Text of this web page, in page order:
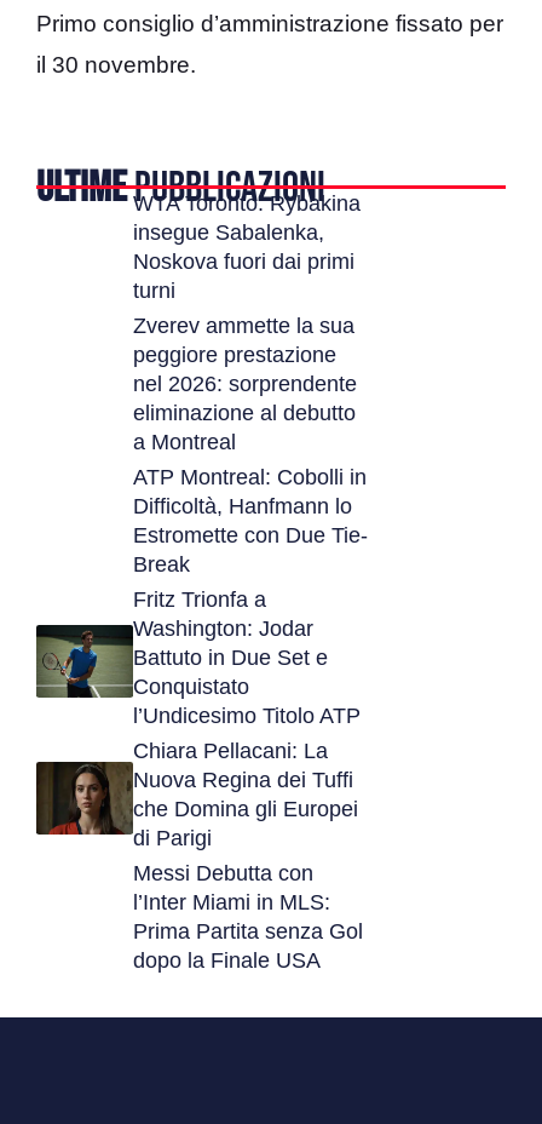
Primo consiglio d’amministrazione fissato per
il 30 novembre.
ULTIMEPUBBLICAZIONI
WTA Toronto: Rybakina
insegue Sabalenka,
Noskova fuori dai primi
turni
Zverev ammette la sua
peggiore prestazione
nel 2026: sorprendente
eliminazione al debutto
a Montreal
ATP Montreal: Cobolli in
Difficoltà, Hanfmann lo
Estromette con Due Tie-
Break
Fritz Trionfa a
Washington: Jodar
Battuto in Due Set e
Conquistato
l’Undicesimo Titolo ATP
Chiara Pellacani: La
Nuova Regina dei Tuffi
che Domina gli Europei
di Parigi
Messi Debutta con
l’Inter Miami in MLS:
Prima Partita senza Gol
dopo la Finale USA